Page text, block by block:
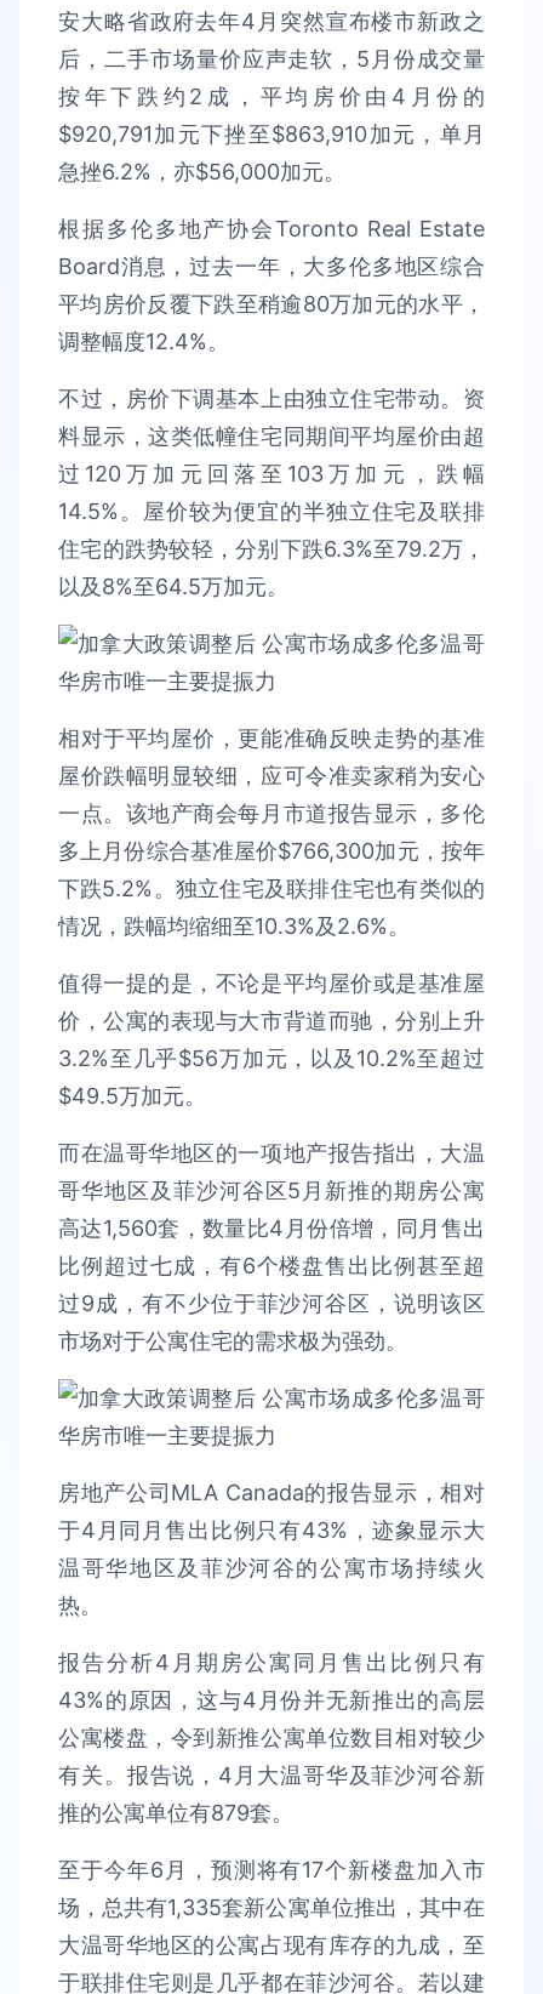
安大略省政府去年4月突然宣布楼市新政之
后，二手市场量价应声走软，5月份成交量
按年下跌约2成，平均房价由4月份的
$920,791加元下挫至$863,910加元，单月
急挫6.2%，亦$56,000加元。
根据多伦多地产协会Toronto Real Estate
Board消息，过去一年，大多伦多地区综合
平均房价反覆下跌至稍逾80万加元的水平，
调整幅度12.4%。
不过，房价下调基本上由独立住宅带动。资
料显示，这类低幢住宅同期间平均屋价由超
过120万加元回落至103万加元，跌幅
14.5%。屋价较为便宜的半独立住宅及联排
住宅的跌势较轻，分别下跌6.3%至79.2万，
以及8%至64.5万加元。
相对于平均屋价，更能准确反映走势的基准
屋价跌幅明显较细，应可令准卖家稍为安心
一点。该地产商会每月市道报告显示，多伦
多上月份综合基准屋价$766,300加元，按年
下跌5.2%。独立住宅及联排住宅也有类似的
情况，跌幅均缩细至10.3%及2.6%。
值得一提的是，不论是平均屋价或是基准屋
价，公寓的表现与大市背道而驰，分别上升
3.2%至几乎$56万加元，以及10.2%至超过
$49.5万加元。
而在温哥华地区的一项地产报告指出，大温
哥华地区及菲沙河谷区5月新推的期房公寓
高达1,560套，数量比4月份倍增，同月售出
比例超过七成，有6个楼盘售出比例甚至超
过9成，有不少位于菲沙河谷区，说明该区
市场对于公寓住宅的需求极为强劲。
房地产公司MLA Canada的报告显示，相对
于4月同月售出比例只有43%，迹象显示大
温哥华地区及菲沙河谷的公寓市场持续火
热。
报告分析4月期房公寓同月售出比例只有
43%的原因，这与4月份并无新推出的高层
公寓楼盘，令到新推公寓单位数目相对较少
有关。报告说，4月大温哥华及菲沙河谷新
推的公寓单位有879套。
至于今年6月，预测将有17个新楼盘加入市
场，总共有1,335套新公寓单位推出，其中在
大温哥华地区的公寓占现有库存的九成，至
于联排住宅则是几乎都在菲沙河谷。若以建